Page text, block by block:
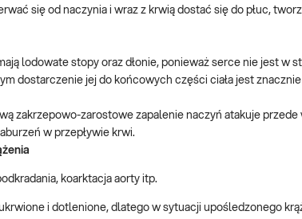
się od naczynia i wraz z krwią dostać się do płuc,
lodowate stopy oraz dłonie, ponieważ serce nie jest w
dostarczenie jej do końcowych części ciała jest
zakrzepowo-zarostowe zapalenie naczyń atakuje przede
w przepływie krwi.
koarktacja aorty itp.
i dotlenione, dlatego w sytuacji upośledzonego